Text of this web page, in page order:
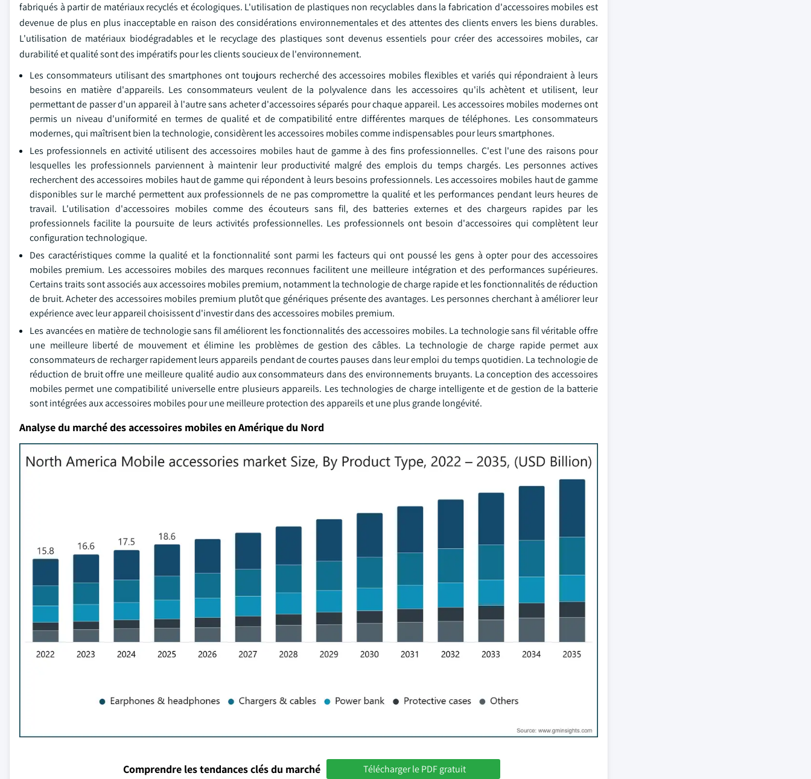
fabriqués à partir de matériaux recyclés et écologiques. L'utilisation de plastiques non recyclables dans la fabrication d'accessoires mobiles est
devenue de plus en plus inacceptable en raison des considérations environnementales et des attentes des clients envers les biens durables.
L'utilisation de matériaux biodégradables et le recyclage des plastiques sont devenus essentiels pour créer des accessoires mobiles, car
durabilité et qualité sont des impératifs pour les clients soucieux de l'environnement.
Les consommateurs utilisant des smartphones ont toujours recherché des accessoires mobiles flexibles et variés qui répondraient à leurs
besoins en matière d'appareils. Les consommateurs veulent de la polyvalence dans les accessoires qu'ils achètent et utilisent, leur
permettant de passer d'un appareil à l'autre sans acheter d'accessoires séparés pour chaque appareil. Les accessoires mobiles modernes ont
permis un niveau d'uniformité en termes de qualité et de compatibilité entre différentes marques de téléphones. Les consommateurs
modernes, qui maîtrisent bien la technologie, considèrent les accessoires mobiles comme indispensables pour leurs smartphones.
Les professionnels en activité utilisent des accessoires mobiles haut de gamme à des fins professionnelles. C'est l'une des raisons pour
lesquelles les professionnels parviennent à maintenir leur productivité malgré des emplois du temps chargés. Les personnes actives
recherchent des accessoires mobiles haut de gamme qui répondent à leurs besoins professionnels. Les accessoires mobiles haut de gamme
disponibles sur le marché permettent aux professionnels de ne pas compromettre la qualité et les performances pendant leurs heures de
travail. L'utilisation d'accessoires mobiles comme des écouteurs sans fil, des batteries externes et des chargeurs rapides par les
professionnels facilite la poursuite de leurs activités professionnelles. Les professionnels ont besoin d'accessoires qui complètent leur
configuration technologique.
Des caractéristiques comme la qualité et la fonctionnalité sont parmi les facteurs qui ont poussé les gens à opter pour des accessoires
mobiles premium. Les accessoires mobiles des marques reconnues facilitent une meilleure intégration et des performances supérieures.
Certains traits sont associés aux accessoires mobiles premium, notamment la technologie de charge rapide et les fonctionnalités de réduction
de bruit. Acheter des accessoires mobiles premium plutôt que génériques présente des avantages. Les personnes cherchant à améliorer leur
expérience avec leur appareil choisissent d'investir dans des accessoires mobiles premium.
Les avancées en matière de technologie sans fil améliorent les fonctionnalités des accessoires mobiles. La technologie sans fil véritable offre
une meilleure liberté de mouvement et élimine les problèmes de gestion des câbles. La technologie de charge rapide permet aux
consommateurs de recharger rapidement leurs appareils pendant de courtes pauses dans leur emploi du temps quotidien. La technologie de
réduction de bruit offre une meilleure qualité audio aux consommateurs dans des environnements bruyants. La conception des accessoires
mobiles permet une compatibilité universelle entre plusieurs appareils. Les technologies de charge intelligente et de gestion de la batterie
sont intégrées aux accessoires mobiles pour une meilleure protection des appareils et une plus grande longévité.
Analyse du marché des accessoires mobiles en Amérique du Nord
Comprendre les tendances clés du marché Télécharger le PDF gratuit